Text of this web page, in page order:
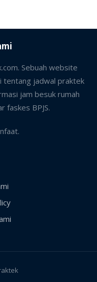
Sebuah website
tentang jadwal praktek
jam besuk rumah
faskes BPJS.